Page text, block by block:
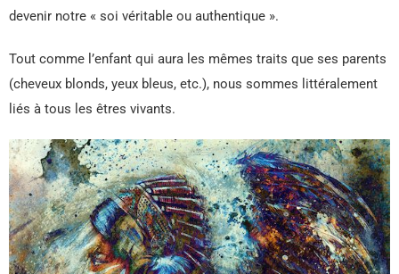
devenir notre « soi véritable ou authentique ».
Tout comme l’enfant qui aura les mêmes traits que ses parents
(cheveux blonds, yeux bleus, etc.), nous sommes littéralement
liés à tous les êtres vivants.